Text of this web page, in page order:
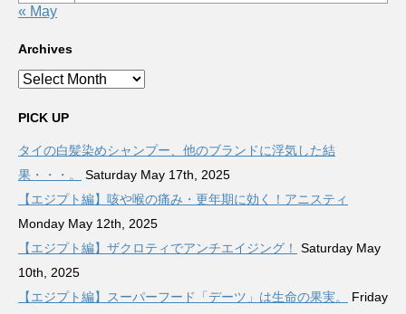
« May
Archives
Archives
PICK UP
タイの白髪染めシャンプー、他のブランドに浮気した結
果・・・。
Saturday May 17th, 2025
【エジプト編】咳や喉の痛み・更年期に効く！アニスティ
Monday May 12th, 2025
【エジプト編】ザクロティでアンチエイジング！
Saturday May
10th, 2025
【エジプト編】スーパーフード「デーツ」は生命の果実。
Friday